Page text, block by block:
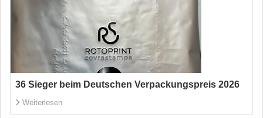
36 Sieger beim Deutschen Verpackungspreis 2026
Weiterlesen